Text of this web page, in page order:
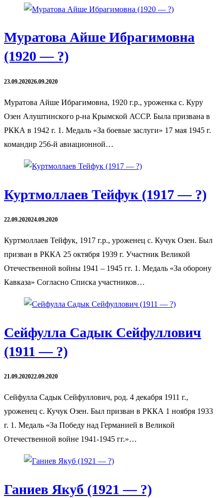
Муратова Айше Ибрагимовна
(1920 — ?)
23.09.202026.09.2020
Муратова Айше Ибрагимовна, 1920 г.р., уроженка с. Куру
Озен Алуштинского р-на Крымской АССР. Была призвана в
РККА в 1942 г. 1. Медаль «За боевые заслуги» 17 мая 1945 г.
командир 256-й авиационной…
Куртмоллаев Тейфук (1917 — ?)
22.09.202024.09.2020
Куртмоллаев Тейфук, 1917 г.р., уроженец с. Кучук Озен. Был
призван в РККА 25 октября 1939 г. Участник Великой
Отечественной войны 1941 – 1945 гг. 1. Медаль «За оборону
Кавказа» Согласно Списка участников…
Сейфулла Садык Сейфуллович
(1911 — ?)
21.09.202022.09.2020
Сейфулла Садык Сейфуллович, род. 4 декабря 1911 г.,
уроженец с. Кучук Озен. Был призван в РККА 1 ноября 1933
г. 1. Медаль «За Победу над Германией в Великой
Отечественной войне 1941-1945 гг.»…
Ганиев Якуб (1921 — ?)